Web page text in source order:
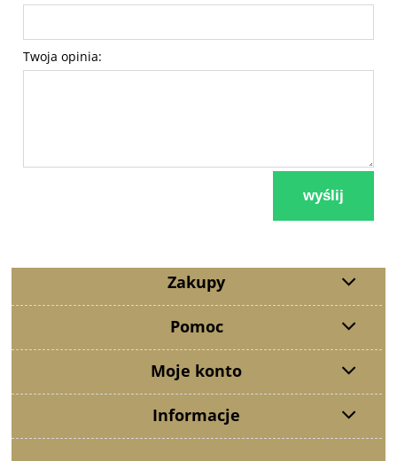
Twoja opinia:
wyślij
Zakupy
Pomoc
Moje konto
Informacje